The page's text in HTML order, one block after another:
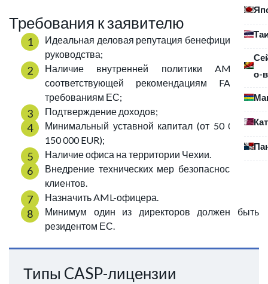
о-
Требования к заявителю
Идеальная деловая репутация бенефициаров и
руководства;
Наличие внутренней политики AML/CFT,
соответствующей рекомендациям FATF и
требованиям ЕС;
Подтверждение доходов;
Минимальный уставной капитал (от 50 000 до
150 000 EUR);
Наличие офиса на территории Чехии.
Внедрение технических мер безопасности для
клиентов.
Назначить AML-офицера.
Минимум один из директоров должен быть
резидентом ЕС.
Типы CASP-лицензии